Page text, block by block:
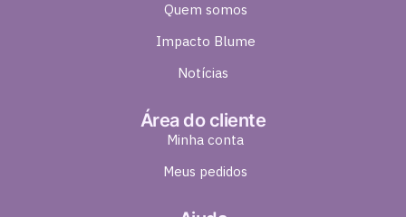
Quem somos
Impacto Blume
Notícias
Área do cliente
Minha conta
Meus pedidos